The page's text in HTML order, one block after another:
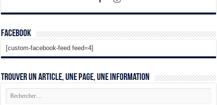
Facebook
[custom-facebook-feed feed=4]
Trouver un article, une page, une information